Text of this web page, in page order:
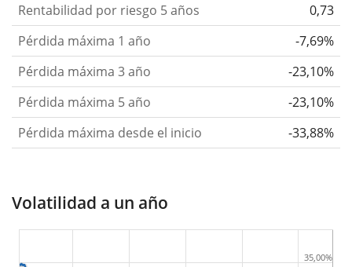
Rentabilidad por riesgo 5 años
0,73
Pérdida máxima 1 año
-7,69%
Pérdida máxima 3 año
-23,10%
Pérdida máxima 5 año
-23,10%
Pérdida máxima desde el inicio
-33,88%
Volatilidad a un año
35,00%